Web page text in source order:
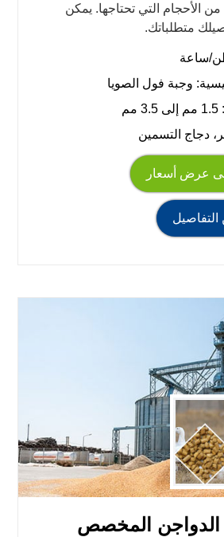
من الأحجام التي تحتاجها. يمكن
متطلباتك.
وجبة فول الصويا
دجاج التسمين
عرض أسعار
الدواجن المخصص